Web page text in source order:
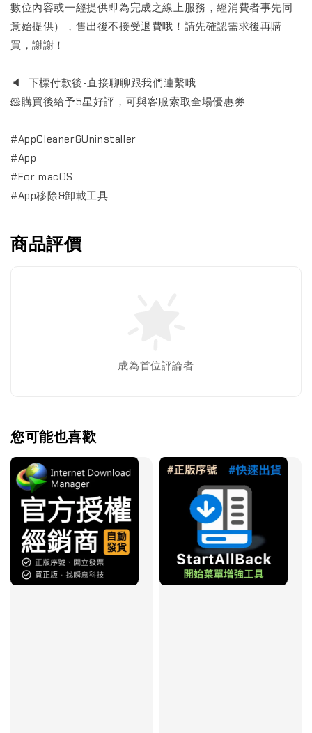
數位內容或一經提供即為完成之線上服務，經消費者事先同
意始提供），售出後不接受退費哦！請先確認需求後再購
買，謝謝！
🔈 下標付款後-直接聊聊跟我們連繫哦
🐹購買後給予5星好評，可與客服索取全場優惠券
#AppCleaner&Uninstaller
#App
#For macOS
#App移除&卸載工具
商品評價
成為首位評論者
您可能也喜歡